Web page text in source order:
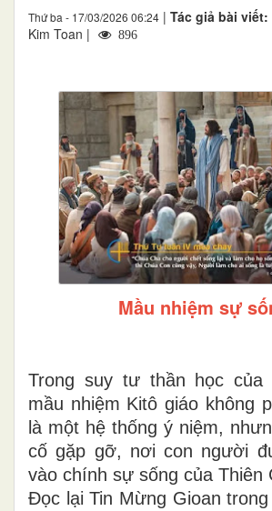
Thứ ba - 17/03/2026 06:24 | Tác giả bài viết:
Kim Toan |
896
Mầu nhiệm sự
Trong suy tư thần học của
mầu nhiệm Kitô giáo không
là một hệ thống ý niệm,
cố gặp gỡ, nơi con người
vào chính sự sống của Thiên
Đọc lại Tin Mừng Gioan